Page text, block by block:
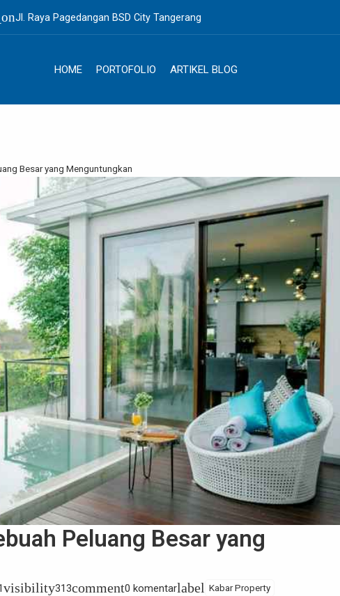
Jl. Raya Pagedangan BSD City Tangerang
HOME PORTOFOLIO ARTIKEL BLOG
Besar yang Menguntungkan
Peluang Besar yang
visibility313comment0 komentarlabel Kabar Property